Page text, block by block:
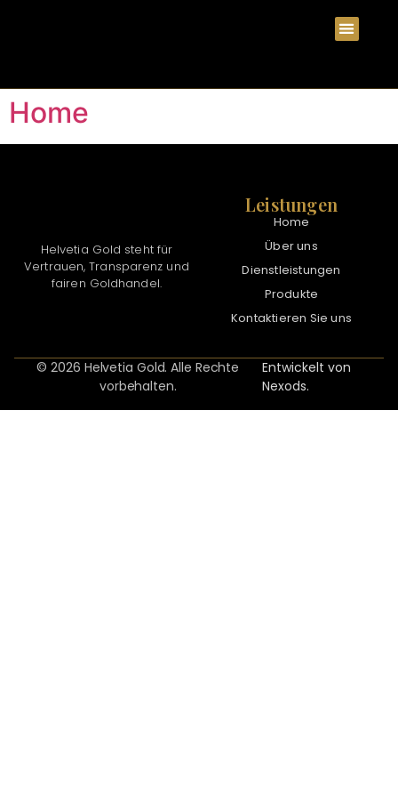
Home
Helvetia Gold steht für
Vertrauen, Transparenz und
fairen Goldhandel.
Leistungen
Home
Über uns
Dienstleistungen
Produkte
Kontaktieren Sie uns
© 2026 Helvetia Gold. Alle Rechte
vorbehalten.
Entwickelt von
Nexods.